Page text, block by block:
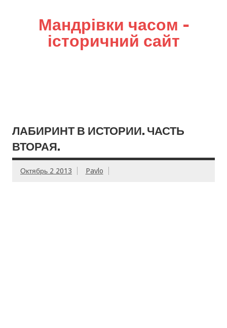
Мандрівки часом –
історичний сайт
ЛАБИРИНТ В ИСТОРИИ. ЧАСТЬ
ВТОРАЯ.
Октябрь 2 2013 Pavlo